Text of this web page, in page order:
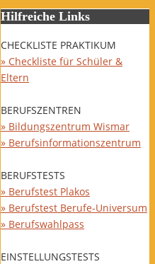
Hilfreiche Links
CHECKLISTE PRAKTIKUM
» Checkliste für Schüler &
Eltern
BERUFSZENTREN
» Bildungszentrum Wismar
» Berufsinformationszentrum
BERUFSTESTS
» Berufstest Plakos
» Berufstest Berufe-Universum
» Berufswahlpass
EINSTELLUNGSTESTS